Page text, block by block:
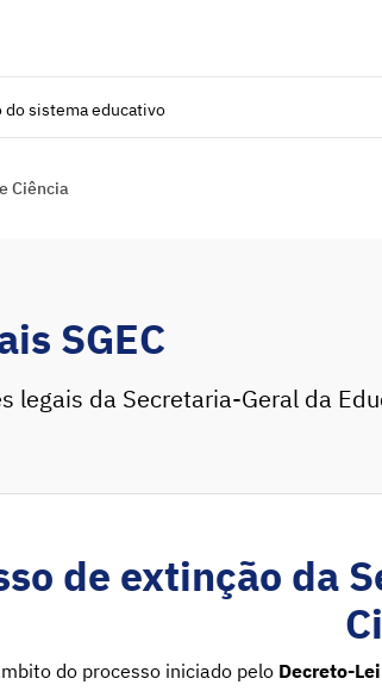
do sistema educativo
Ciência
SGEC
legais da Secretaria-Geral da
de extinção da
do processo iniciado pelo Decreto-